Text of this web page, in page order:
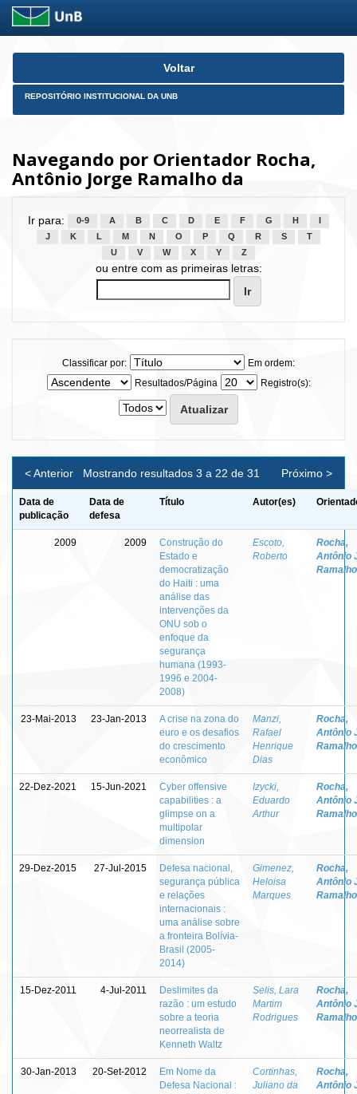
Skip
Voltar
REPOSITÓRIO INSTITUCIONAL DA UNB
Navegando por Orientador Rocha,
Antônio Jorge Ramalho da
Ir para: 0-9 A B C D E F G H
J
K L M N O P Q R S
T
U
V W X Y Z
ou entre com as primeiras letras:
Classificar por:
Em ordem:
Resultados/Página
Registro(s):
Mostrando resultados 3 a 22 de 31
< Anterior Próximo >
Data de
publicação
Data de
defesa
Título Autor(es)
2009 2009
Construção do
Estado e
democratização
do Haiti : uma
análise das
intervenções da
ONU sob o
enfoque da
segurança
humana (1993-
1996 e 2004-
2008)
Escoto,
Roberto
Rocha,
Antônio
23-Mai-2013 23-Jan-2013
A crise na zona do
euro e os desafios
do crescimento
econômico
Manzi,
Rafael
Henrique
Dias
Rocha,
Antônio
22-Dez-2021 15-Jun-2021
Cyber offensive
capabilities : a
glimpse on a
multipolar
dimension
Izycki,
Eduardo
Arthur
Rocha,
Antônio
29-Dez-2015 27-Jul-2015
Defesa nacional,
segurança pública
e relações
internacionais :
uma análise sobre
a fronteira Bolívia-
Brasil (2005-
2014)
Gimenez,
Heloisa
Marques
Rocha,
Antônio
15-Dez-2011 4-Jul-2011
Deslimites da
razão : um estudo
sobre a teoria
neorrealista de
Kenneth Waltz
Selis, Lara
Martim
Rodrigues
Rocha,
Antônio
30-Jan-2013 20-Set-2012
Em Nome da
Defesa Nacional :
Cortinhas,
Juliano da
Rocha,
Antônio